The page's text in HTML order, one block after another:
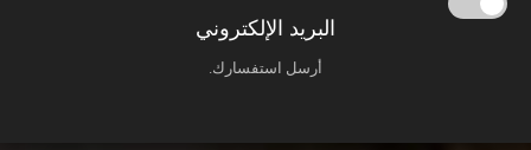
البريد الإلكتروني
أرسل استفسارك.